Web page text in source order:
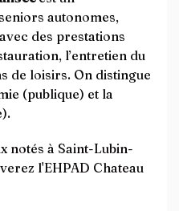
autonomes,
des prestations
l’entretien du
de loisirs. On distingue
(publique) et la
notés à Saint-Lubin-
l'EHPAD Chateau